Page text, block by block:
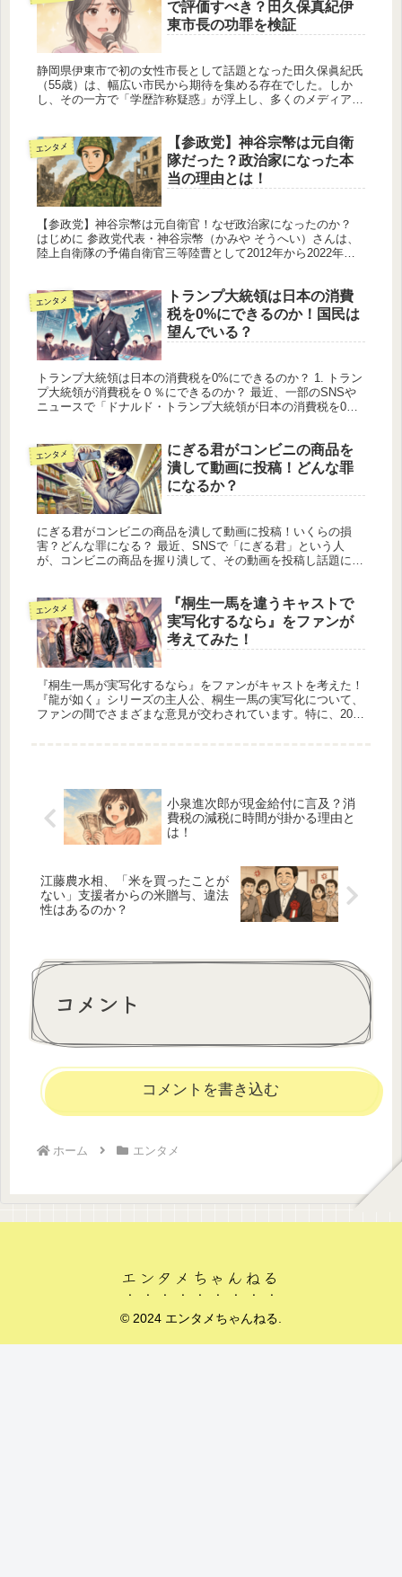
で評価すべき？田久保真紀伊
東市長の功罪を検証
静岡県伊東市で初の女性市長として話題となった田久保眞紀氏
（55歳）は、幅広い市民から期待を集める存在でした。しか
し、その一方で「学歴詐称疑惑」が浮上し、多くのメディアや
エンタメ
【参政党】神谷宗幣は元自衛
隊だった？政治家になった本
当の理由とは！
【参政党】神谷宗幣は元自衛官！なぜ政治家になったのか？
はじめに 参政党代表・神谷宗幣（かみや そうへい）さんは、
陸上自衛隊の予備自衛官三等陸曹として2012年から2022年ま
エンタメ
トランプ大統領は日本の消費
税を0%にできるのか！国民は
望んでいる？
トランプ大統領は日本の消費税を0%にできるのか？ 1. トラン
プ大統領が消費税を０％にできるのか？ 最近、一部のSNSや
ニュースで「ドナルド・トランプ大統領が日本の消費税を0%
エンタメ
にぎる君がコンビニの商品を
潰して動画に投稿！どんな罪
になるか？
にぎる君がコンビニの商品を潰して動画に投稿！いくらの損
害？どんな罪になる？ 最近、SNSで「にぎる君」という人
が、コンビニの商品を握り潰して、その動画を投稿し話題にな
エンタメ
『桐生一馬を違うキャストで
実写化するなら』をファンが
考えてみた！
『桐生一馬が実写化するなら』をファンがキャストを考えた！
『龍が如く』シリーズの主人公、桐生一馬の実写化について、
ファンの間でさまざまな意見が交わされています。特に、2024
小泉進次郎が現金給付に言及？消
費税の減税に時間が掛かる理由と
は！
江藤農水相、「米を買ったことが
ない」支援者からの米贈与、違法
性はあるのか？
コメント
コメントを書き込む
ホーム エンタメ
エンタメちゃんねる
© 2024 エンタメちゃんねる.